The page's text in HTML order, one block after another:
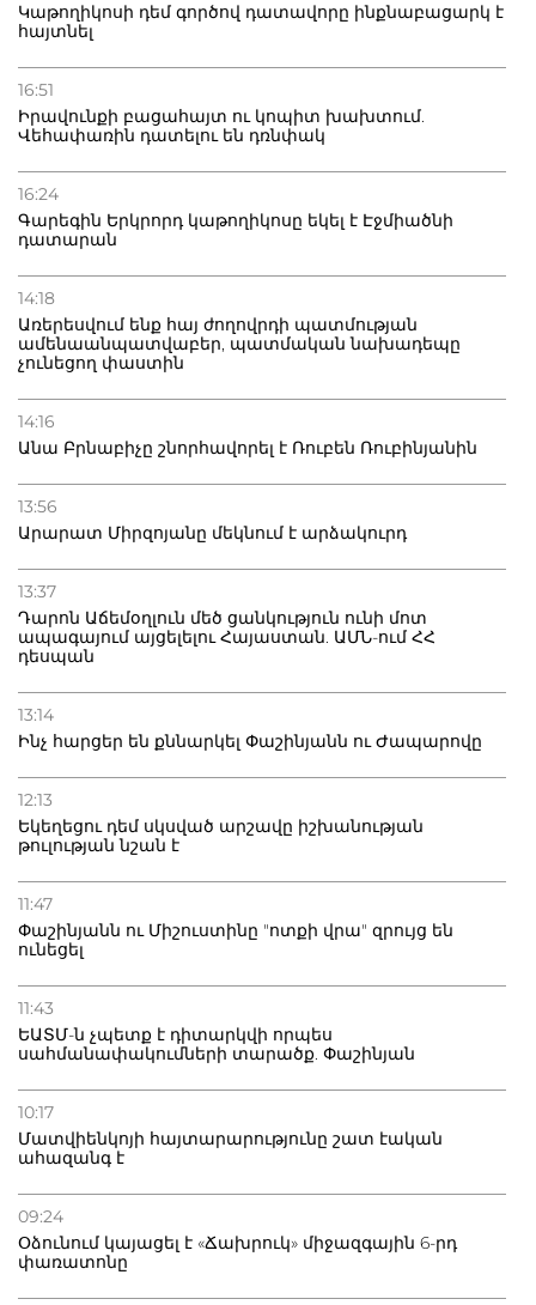
Կաթողիկոսի դեմ գործով դատավորը ինքնաբացարկ է
հայտնել
16:51
Իրավունքի բացահայտ ու կոպիտ խախտում.
Վեհափառին դատելու են դռնփակ
16:24
Գարեգին Երկրորդ կաթողիկոսը եկել է Էջմիածնի
դատարան
14:18
Առերեսվում ենք հայ ժողովրդի պատմության
ամենաանպատվաբեր, պատմական նախադեպը
չունեցող փաստին
14:16
Անա Բրնաբիչը շնորհավորել է Ռուբեն Ռուբինյանին
13:56
Արարատ Միրզոյանը մեկնում է արձակուրդ
13:37
Դարոն Աճեմօղլուն մեծ ցանկություն ունի մոտ
ապագայում այցելելու Հայաստան. ԱՄՆ-ում ՀՀ
դեսպան
13:14
Ինչ հարցեր են քննարկել Փաշինյանն ու Ժապարովը
12:13
Եկեղեցու դեմ սկսված արշավը իշխանության
թուլության նշան է
11:47
Փաշինյանն ու Միշուստինը "ոտքի վրա" զրույց են
ունեցել
11:43
ԵԱՏՄ-ն չպետք է դիտարկվի որպես
սահմանափակումների տարածք. Փաշինյան
10:17
Մատվիենկոյի հայտարարությունը շատ էական
ահազանգ է
09:24
Օձունում կայացել է «Ճախրուկ» միջազգային 6-րդ
փառատոնը